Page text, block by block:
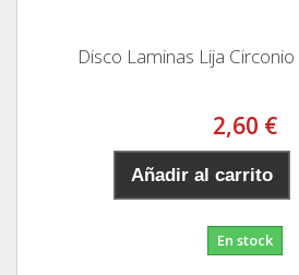
Disco Laminas Lija Circonio
2,60 €
Añadir al carrito
En stock